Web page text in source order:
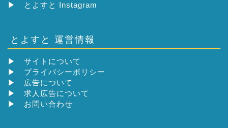
▶
とよすと Instagram
とよすと 運営情報
▶ サイトについて
▶ プライバシーポリシー
▶ 広告について
▶ 求人広告について
▶ お問い合わせ